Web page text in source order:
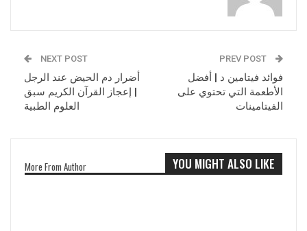
فوائد فيتامين د | أفضل
الأطعمة التي تحتوي على
الفيتامينات
NEXT POST
أضرار دم الحيض عند الرجل
| إعجاز القرآن الكريم سبق
العلوم الطبية
YOU MIGHT ALSO LIKE
More From Author